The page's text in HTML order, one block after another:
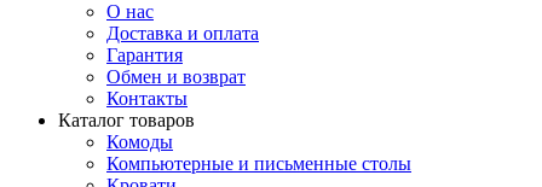
О нас
Доставка и оплата
Гарантия
Обмен и возврат
Контакты
Каталог товаров
Комоды
Компьютерные и письменные столы